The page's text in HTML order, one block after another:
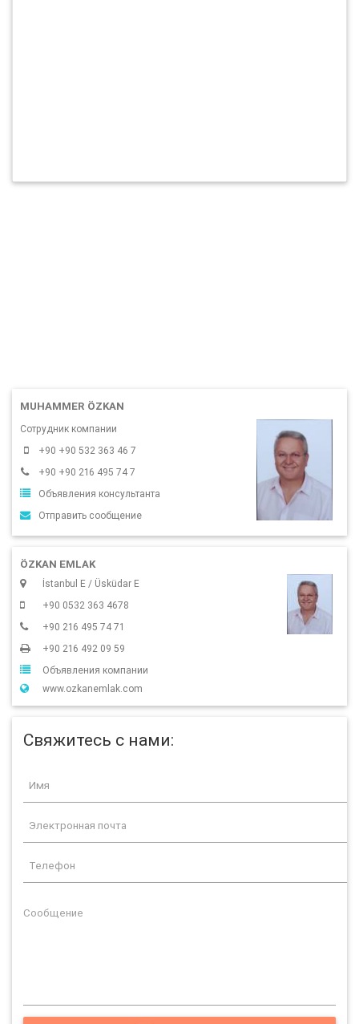
MUHAMMER ÖZKAN
Сотрудник компании
+90 +90 532 363 46 7
+90 +90 216 495 74 7
Объявления консультанта
Отправить сообщение
ÖZKAN EMLAK
İstanbul E / Üsküdar E
+90 0532 363 4678
+90 216 495 74 71
+90 216 492 09 59
Объявления компании
www.ozkanemlak.com
Свяжитесь с нами: